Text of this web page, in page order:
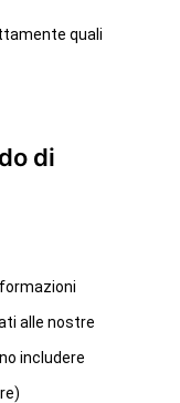
quali
di
alle nostre
includere